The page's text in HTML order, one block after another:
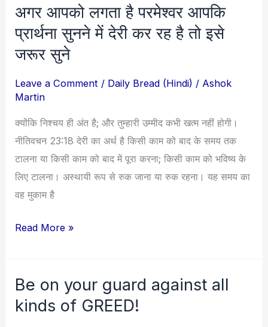
अगर आपको लगता है परमेश्वर आपकि
प्रार्थना सुनने में देरी कर रह है तो इसे
जरूर सुने
Leave a Comment / Daily Bread (Hindi) / Ashok
Martin
क्योंकि निश्चय ही अंत है; और तुम्हारी उम्मीद कभी खत्म नहीं होगी।
नीतिवचन 23:18 देरी का अर्थ है किसी काम को बाद के समय तक
टालना या किसी काम को बाद में पूरा करना; किसी काम को भविष्य के
लिए टालना। अस्थायी रूप से रुक जाना या रुक रहना। यह समय का
वह मुकाम है
अगर
आपको
परमेश्वर
आपकि
प्रार्थना
सुनने
में
देरी
कर
है
जरूर
सुने
Read More »
Be on your guard against all
kinds of GREED!
Be
on